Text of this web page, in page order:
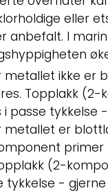
eller
anbefalt. I
ikke er
Topplakk
passe tykkelse
er
primer
(2-
tykkelse -